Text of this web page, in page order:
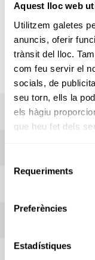
Aquest lloc web
Utilitzem galetes
anuncis, oferir
trànsit del lloc.
com feu servir el
socials, de
seu torn, ells la
els hàgiu
que heu fet dels
Requeriments
Preferències
Estadístiques
(màxim
cas de no
formarà les
i el Titular 3